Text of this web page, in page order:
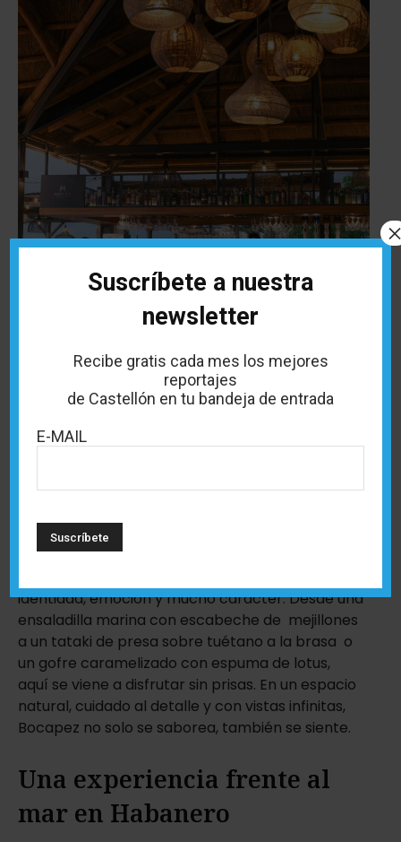
Frente al mar de Benicàssim, Bocapez propone
Mediterráneo y alma creativa. Su cocina de autor
fusiona brasas, producto local y técnicas
identidad, emoción y mucho carácter. Desde una
ensaladilla marina con escabeche de mejillones
a un tataki de presa sobre tuétano a la brasa o
un gofre caramelizado con espuma de lotus,
aquí se viene a disfrutar sin prisas. En un espacio
natural, cuidado al detalle y con vistas infinitas,
Bocapez no solo se saborea, también se siente.
Una experiencia frente al
mar en Habanero
Suscríbete a nuestra
newsletter
Recibe gratis cada mes los mejores
reportajes
de Castellón en tu bandeja de entrada
E-MAIL